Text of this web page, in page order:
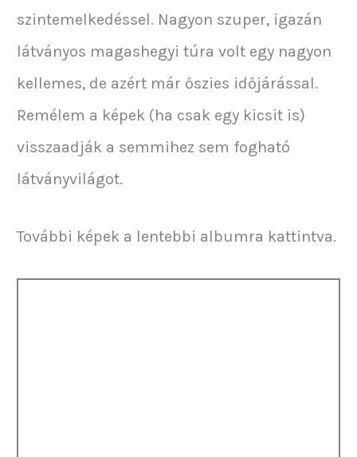
szintemelkedéssel. Nagyon szuper, igazán
látványos magashegyi túra volt egy nagyon
kellemes, de azért már őszies időjárással.
Remélem a képek (ha csak egy kicsit is)
visszaadják a semmihez sem fogható
látványvilágot.
További képek a lentebbi albumra kattintva.